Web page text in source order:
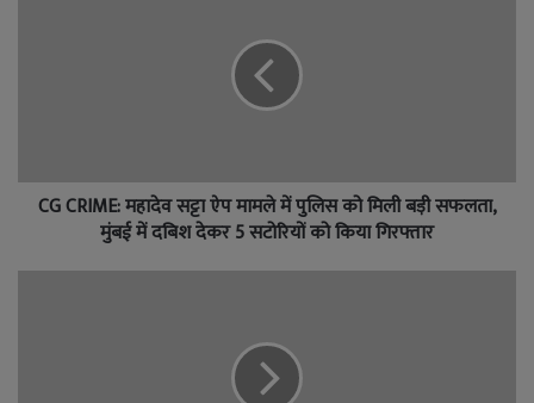
CG CRIME: महादेव सट्टा ऐप मामले में पुलिस को मिली बड़ी सफलता,
मुंबई में दबिश देकर 5 सटोरियों को किया गिरफ्तार